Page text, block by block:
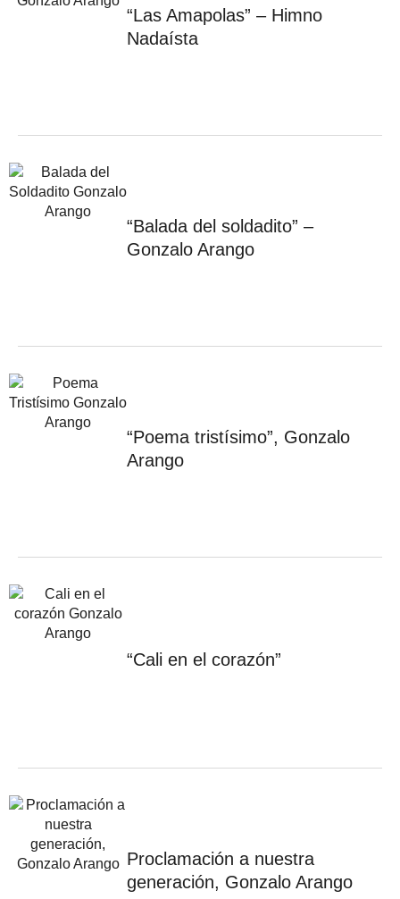
“Las Amapolas” – Himno
Nadaísta
“Balada del soldadito” –
Gonzalo Arango
“Poema tristísimo”, Gonzalo
Arango
“Cali en el corazón”
Proclamación a nuestra
generación, Gonzalo Arango